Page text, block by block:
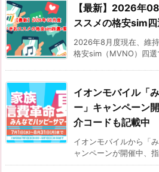
【最新】2026年
ススメの格安sim
2026年8月度現在、維
格安sim（MVNO）四
イオンモバイル「
ー」キャンペーン
介コードも記載中
イオンモバイルから「
ャンペーンが開催中、